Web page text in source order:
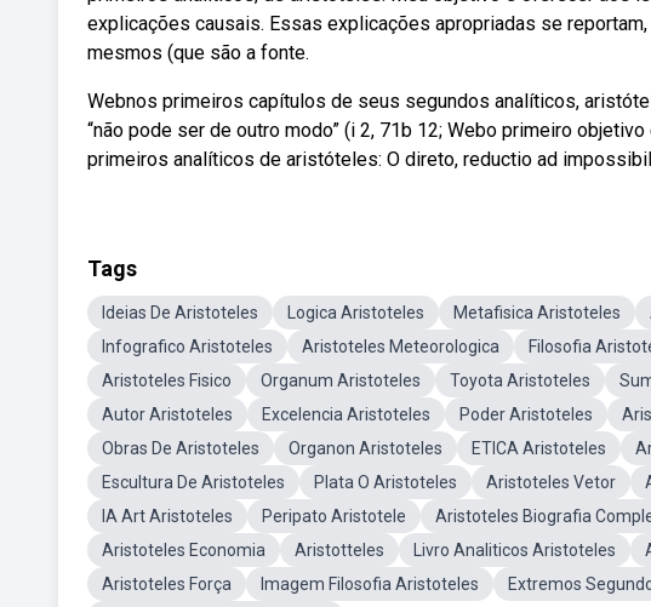
explicações causais. Essas explicações apropriadas se
mesmos (que são a fonte.
Webnos primeiros capítulos de seus segundos analíticos,
“não pode ser de outro modo” (i 2, 71b 12; Webo primeiro
primeiros analíticos de aristóteles: O direto, reductio ad
Tags
Ideias De Aristoteles Logica Aristoteles Metafisica Aristoteles
Infografico Aristoteles
Aristoteles Meteorologica Filosofia
Aristoteles Fisico
Organum Aristoteles Toyota Aristoteles
Autor Aristoteles
Excelencia Aristoteles Poder Aristoteles
Obras De Aristoteles
Organon Aristoteles ETICA Aristoteles
Escultura De Aristoteles
Plata O Aristoteles Aristoteles Vetor
IA Art Aristoteles
Peripato Aristotele Aristoteles Biografia
Aristoteles Economia
Aristotteles Livro Analiticos Aristoteles
Aristoteles Força
Imagem Filosofia Aristoteles Extremos